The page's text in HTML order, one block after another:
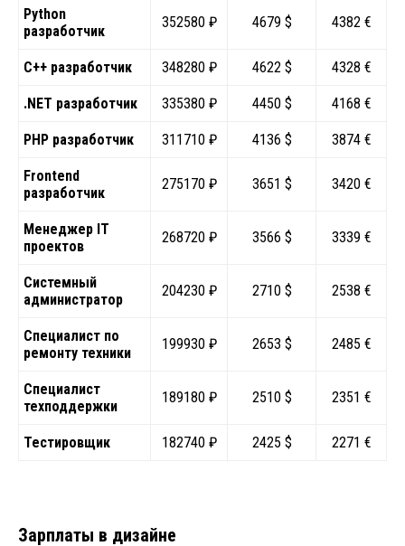
Python
разработчик
352580 ₽ 4679 $ 4382 €
C++ разработчик 348280 ₽ 4622 $ 4328 €
.NET разработчик 335380 ₽ 4450 $ 4168 €
PHP разработчик 311710 ₽ 4136 $ 3874 €
Frontend
разработчик
275170 ₽ 3651 $ 3420 €
Менеджер IT
проектов
268720 ₽ 3566 $ 3339 €
Системный
администратор
204230 ₽ 2710 $ 2538 €
Специалист по
ремонту техники
199930 ₽ 2653 $ 2485 €
Специалист
техподдержки
189180 ₽ 2510 $ 2351 €
Тестировщик 182740 ₽ 2425 $ 2271 €
Зарплаты в дизайне